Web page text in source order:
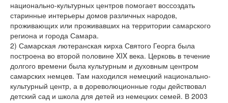
национально-культурных центров помогает воссоздать
старинные интерьеры домов различных народов,
проживающих или проживавших на территории самарского
региона и города Самара.
2) Самарская лютеранская кирха Святого Георга была
построена во второй половине XIX века. Церковь в течение
долгого времени была культурным и духовным центром
самарских немцев. Там находился немецкий национально-
культурный центр, а в дореволюционные годы действовал
детский сад и школа для детей из немецких семей. В 2003